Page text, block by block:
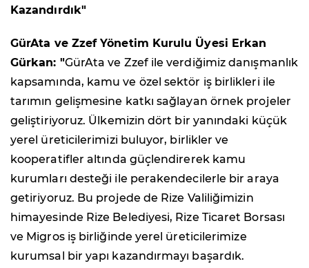
Kazandırdık"
GürAta ve ZzefYönetim Kurulu Üyesi Erkan
Gürkan: "GürAta ve Zzef ile verdiğimiz danışmanlık
kapsamında, kamu ve özel sektör iş birlikleri ile
tarımın gelişmesine katkı sağlayan örnek projeler
geliştiriyoruz. Ülkemizin dört bir yanındaki küçük
yerel üreticilerimizi buluyor, birlikler ve
kooperatifler altında güçlendirerek kamu
kurumları desteği ile perakendecilerle bir araya
getiriyoruz. Bu projede de Rize Valiliğimizin
himayesinde Rize Belediyesi, Rize Ticaret Borsası
ve Migros iş birliğinde yerel üreticilerimize
kurumsal bir yapı kazandırmayı başardık.